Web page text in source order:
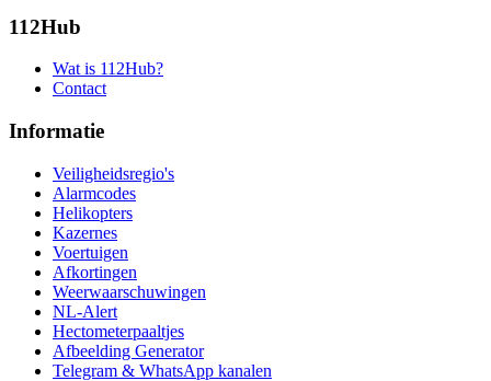
112Hub
Wat is 112Hub?
Contact
Informatie
Veiligheidsregio's
Alarmcodes
Helikopters
Kazernes
Voertuigen
Afkortingen
Weerwaarschuwingen
NL-Alert
Hectometerpaaltjes
Afbeelding Generator
Telegram & WhatsApp kanalen